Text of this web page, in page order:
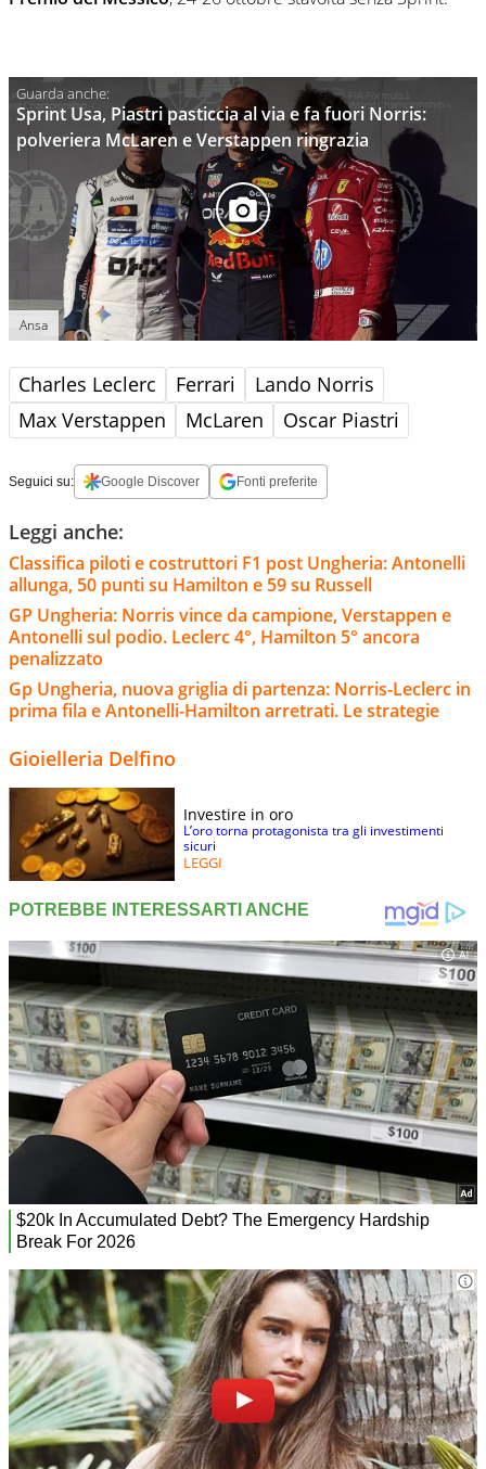
Sprint Usa, Piastri pasticcia al via e fa fuori Norris:
polveriera McLaren e Verstappen ringrazia
Ansa
Charles Leclerc Ferrari
Lando Norris
Max Verstappen
McLaren Oscar Piastri
Seguici su: Google Discover Fonti preferite
Leggi anche:
Classifica piloti e costruttori F1 post Ungheria: Antonelli
allunga, 50 punti su Hamilton e 59 su Russell
GP Ungheria: Norris vince da campione, Verstappen e
Antonelli sul podio. Leclerc 4°, Hamilton 5° ancora
penalizzato
Gp Ungheria, nuova griglia di partenza: Norris-Leclerc in
prima fila e Antonelli-Hamilton arretrati. Le strategie
Gioielleria Delfino
Investire in oro
L’oro torna protagonista tra gli investimenti
sicuri
LEGGI